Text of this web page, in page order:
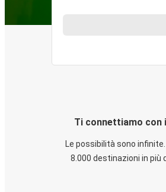
Ti connettiamo con
Le possibilità sono
8.000 destinazioni in più